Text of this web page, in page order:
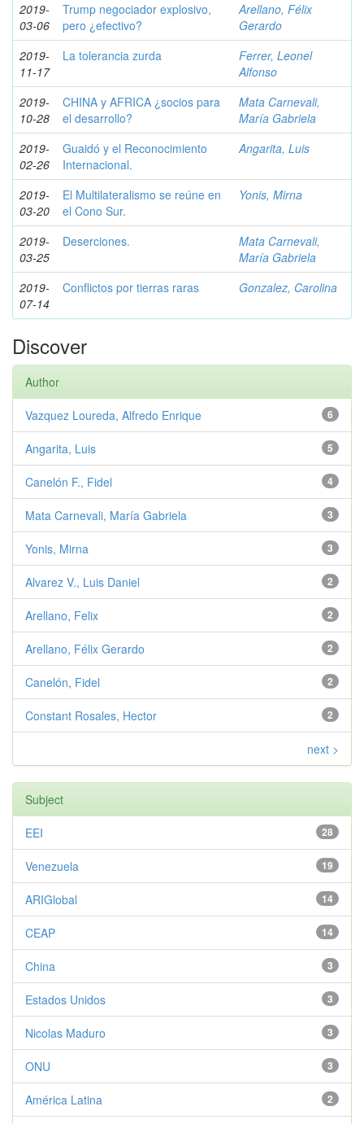
2019-
03-06
Trump negociador explosivo,
pero ¿efectivo?
Arellano, Félix
Gerardo
2019-
11-17
La tolerancia zurda
Ferrer, Leonel
Alfonso
2019-
10-28
CHINA y AFRICA ¿socios para
el desarrollo?
Mata Carnevali,
María Gabriela
2019-
02-26
Guaidó y el Reconocimiento
Internacional.
Angarita, Luis
2019-
03-20
El Multilateralismo se reúne en
el Cono Sur.
Yonis, Mirna
2019-
03-25
Deserciones.
Mata Carnevali,
María Gabriela
2019-
07-14
Conflictos por tierras raras Gonzalez, Carolina
Discover
Author
6
Vazquez Loureda, Alfredo Enrique
5
Angarita, Luis
4
Canelón F., Fidel
3
Mata Carnevali, María Gabriela
3
Yonis, Mirna
2
Alvarez V., Luis Daniel
2
Arellano, Felix
2
Arellano, Félix Gerardo
2
Canelón, Fidel
2
Constant Rosales, Hector
next >
Subject
28
EEI
19
Venezuela
14
ARIGlobal
14
CEAP
3
China
3
Estados Unidos
3
Nicolas Maduro
3
ONU
2
América Latina